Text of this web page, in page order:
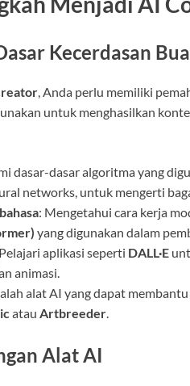
Kecerdasan
, Anda perlu memiliki
untuk menghasilkan
dasar-dasar algoritma yang
networks, untuk mengerti
: Mengetahui cara kerja
yang digunakan dalam
aplikasi seperti DALL·E
animasi.
alat AI yang dapat
atau Artbreeder.
Alat AI